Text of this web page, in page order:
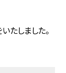
たしました。